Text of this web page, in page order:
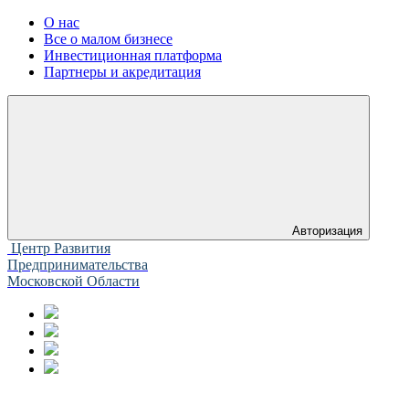
О нас
Все о малом бизнесе
Инвестиционная платформа
Партнеры и акредитация
Авторизация
Центр Развития
Предпринимательства
Московской Области